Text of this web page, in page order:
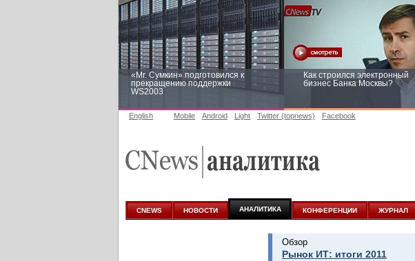
«Mr. Сумкин» подготовился к
прекращению поддержки
WS2003
Как строился электронный
бизнес Банка Москвы?
аналитике
English Mobile Android Light Twitter (topnews) Facebook
CNEWS НОВОСТИ АНАЛИТИКА КОНФЕРЕНЦИИ ЖУРНАЛ
Обзор
Рынок ИТ: итоги 2011